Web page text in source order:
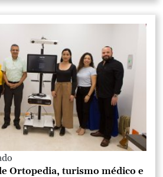
Ortopedia, turismo médico e